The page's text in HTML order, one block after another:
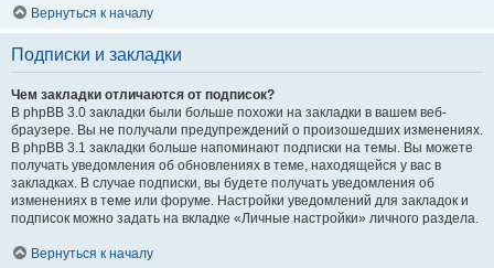
Вернуться к началу
Подписки и закладки
Чем закладки отличаются от подписок?
В phpBB 3.0 закладки были больше похожи на закладки в вашем веб-
браузере. Вы не получали предупреждений о произошедших изменениях.
В phpBB 3.1 закладки больше напоминают подписки на темы. Вы можете
получать уведомления об обновлениях в теме, находящейся у вас в
закладках. В случае подписки, вы будете получать уведомления об
изменениях в теме или форуме. Настройки уведомлений для закладок и
подписок можно задать на вкладке «Личные настройки» личного раздела.
Вернуться к началу